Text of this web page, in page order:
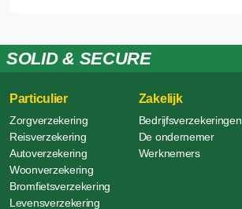
SOLID & SECURE
Particulier
Zorgverzekering
Reisverzekering
Autoverzekering
Woonverzekering
Bromfietsverzekering
Levensverzekering
Zakelijk
Bedrijfsverzekeringen
De ondernemer
Werknemers